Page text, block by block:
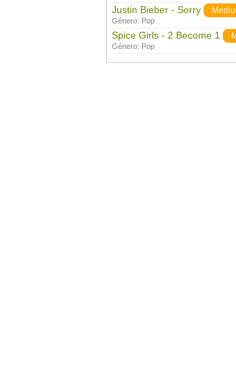
Justin Bieber - Sorry
Género: Pop
Spice Girls - 2 Become 1
Género: Pop